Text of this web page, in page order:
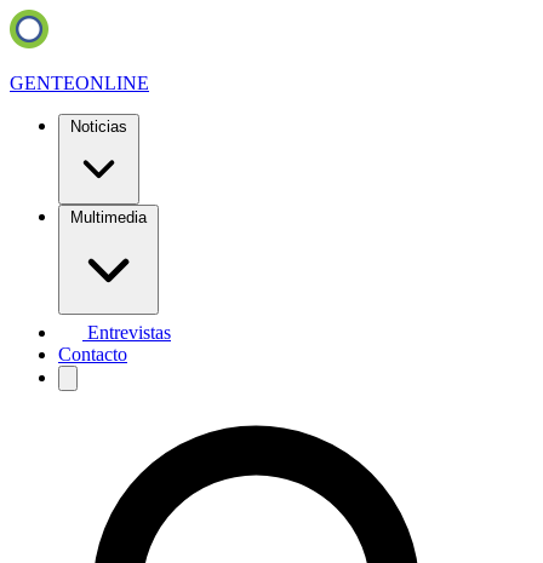
GENTEONLINE
Noticias
Multimedia
Entrevistas
Contacto